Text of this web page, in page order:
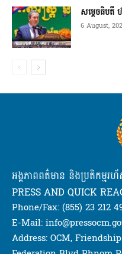
សម្តេចធិបតី
6 August,
អង្គភាពពត៌មាន និងប្រតិកម្មរ
PRESS AND QUICK
Phone/Fax: (855) 23 212
E-Mail:
Address: OCM,